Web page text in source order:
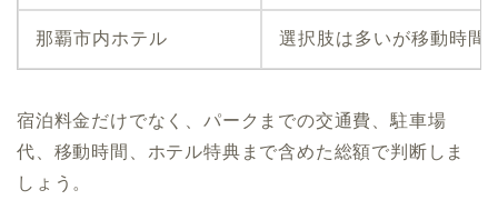
那覇市内ホテル 選択肢は多いが移動時間
宿泊料金だけでなく、パークまでの交通費、駐車場
代、移動時間、ホテル特典まで含めた総額で判断しま
しょう。